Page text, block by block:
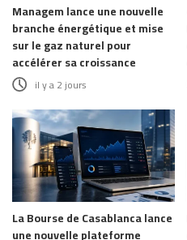
Managem lance une nouvelle
branche énergétique et mise
sur le gaz naturel pour
accélérer sa croissance
il y a 2 jours
La Bourse de Casablanca lance
une nouvelle plateforme